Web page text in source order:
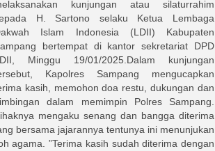
kunjungan atau silaturrahim
H. Sartono selaku Ketua Lembaga
Islam Indonesia (LDII) Kabupaten
bertempat di kantor sekretariat DPD
Minggu 19/01/2025.Dalam kunjungan
Kapolres Sampang mengucapkan
kasih, memohon doa restu, dukungan dan
dalam memimpin Polres Sampang.
mengaku senang dan bangga diterima
bersama jajarannya tentunya ini menunjukan
agama. ”Terima kasih sudah diterima dengan